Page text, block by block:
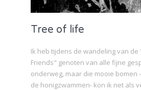
Tree of life
Ik heb tijdens de wandeling van
Friends" genoten van alle fijne
onderweg, maar die mooie bomen
de honigzwammen- kon ik net als